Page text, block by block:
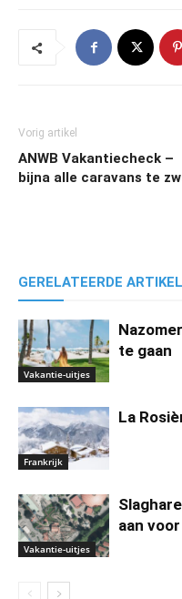
Vorig artikel
ANWB Vakantiecheck –
bijna alle caravans te
GERELATEERDE
Vakantie-uitjes
te gaan
Frankrijk
La
Vakantie-uitjes
aan